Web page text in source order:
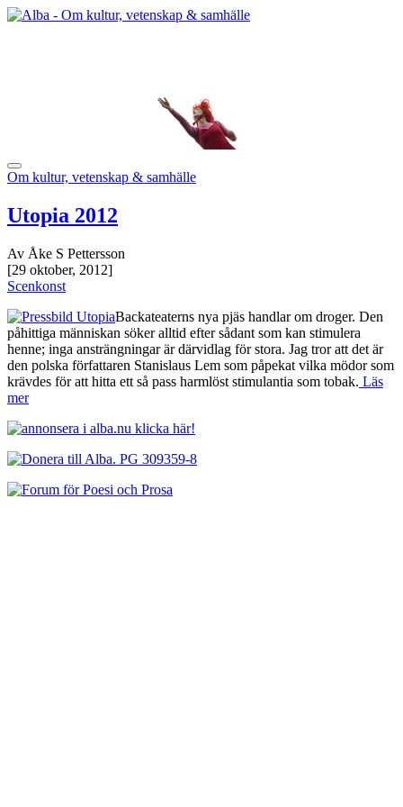
Om kultur, vetenskap & samhälle
Utopia 2012
Av Åke S Pettersson
[29 oktober, 2012]
Scenkonst
Backateaterns nya pjäs handlar om droger. Den
påhittiga människan söker alltid efter sådant som kan stimulera
henne; inga ansträngningar är därvidlag för stora. Jag tror att det är
den polska författaren Stanislaus Lem som påpekat vilka mödor som
krävdes för att hitta ett så pass harmlöst stimulantia som tobak. Läs
mer